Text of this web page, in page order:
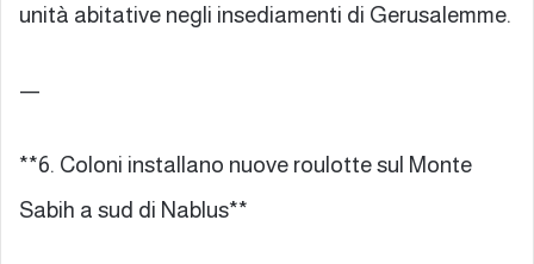
unità abitative negli insediamenti di Gerusalemme.
—
**6. Coloni installano nuove roulotte sul Monte
Sabih a sud di Nablus**